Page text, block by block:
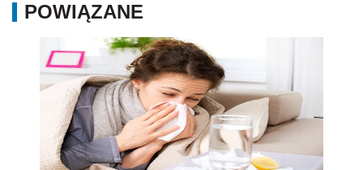
POWIĄZANE